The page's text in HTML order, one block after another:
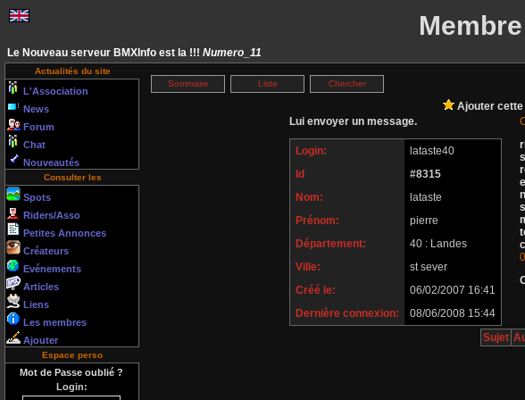
Le Nouveau serveur BMXInfo est la !!! Numero_11
Actualités du site
L'Association
News
Forum
Chat
Nouveautés
Consulter les
Spots
Riders/Asso
Petites Annonces
Créateurs
Evénements
Articles
Liens
Les membres
Ajouter
Espace perso
Mot de Passe oublié ?
Login:
Sommaire Liste Chercher
Ajouter
Lui envoyer un message.
Login:
lataste40
Id
#8315
Nom:
lataste
Prénom:
pierre
Département:
40 : Landes
Ville:
st sever
Créé le:
06/02/2007 16:41
Dernière connexion:
08/06/2008 15:44
0
Sujet